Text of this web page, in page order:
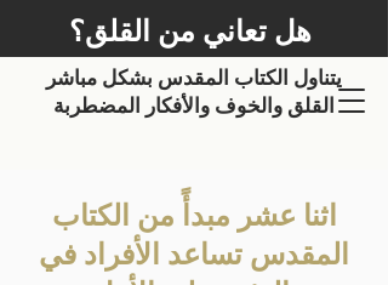
هل تعاني من القلق؟
يتناول الكتاب المقدس بشكل مباشر
القلق والخوف والأفكار المضطربة
اثنا عشر مبدأً من الكتاب
المقدس تساعد الأفراد في